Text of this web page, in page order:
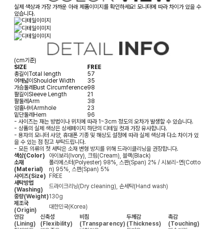
실제 색상과 가장 가까운 아래 제품이미지를 확인하세요! 모니터에 따라 차이가 있을 수
있습니다.
(cm기준)
SIZE
FREE
총길이Total length
57
어깨넓이Shoulder Width
35
가슴둘레Bust Circumference98
팔길이Sleeve Length
21
팔둘레Arm
38
암홀너비Armhole
23
밑단둘레Hem
96
- 사이즈는 재는 방법이나 위치에 따라 1~3cm 정도의 오차가 발생할 수 있습니다.
- 상품의 실제 색상은 상세페이지 하단의 디테일 컷과 가장 유사합니다.
- 용자의 모니터 사양, 휴대폰 기종 및 해상도 설정에 따라 실제 색상과 다소 차이가 있
을 수 있는 점 참고 부탁드립니다.
- 모든 의류의 첫 세탁은 소재 변형 방지를 위해 드라이클리닝을 권장합니다.
색상(Color)
아이보리(Ivory), 크림(Cream), 블랙(Black)
소재
(Material)
폴리에스터(Polyester) 98%, 스판(Span) 2% / 시보리-면(Cotto
n) 95%, 스판(Span) 5%
사이즈(Size) FREE
세탁방법
(Washing)
드라이크리닝(Dry cleaning), 손세탁(Hand wash)
중량(Weight)130g
제조국
(Origin)
대한민국(Korea)
안감
(Lining)
신축성
(Flexibility)
비침
(Transparency)
두께감
(Thickness)
촉감
(Touching)